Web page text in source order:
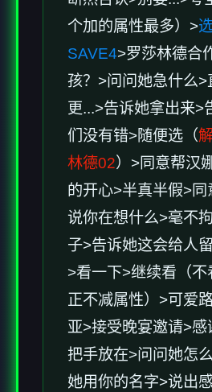
个加的属性最多）>
SAVE4>罗莎林德合
孩？>问问她急什么>
更...>告诉她拿出来>
们没有错>随便选（
林德02）>同意帮汉
的开心>半真半假>同
说你在想什么>毫不
子>告诉她这会给人
>看一下>继续看（不
正不减属性）>可爱
亚>接受晚宴邀请>感
把手放在>问问她怎
她用你的名字>说出